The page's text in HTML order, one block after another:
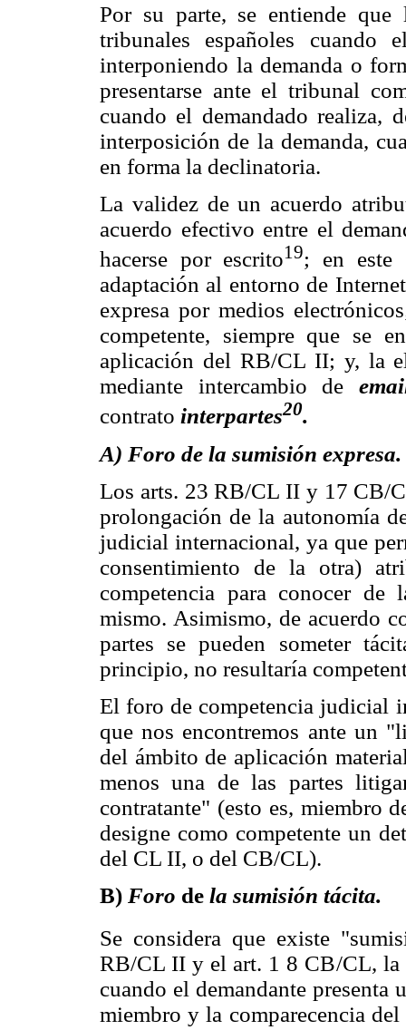
Por su parte, se entiende que
tribunales españoles cuando
interponiendo la demanda o
presentarse ante el tribunal
cuando el demandado realiza,
interposición de la demanda,
en forma la declinatoria.
La validez de un acuerdo
acuerdo efectivo entre el
hacerse por escrito19; en este
adaptación al entorno de
expresa por medios
competente, siempre que se
aplicación del RB/CL II; y, la
mediante intercambio de
contrato interpartes20.
A) Foro de la sumisión expresa.
Los arts. 23 RB/CL II y 17 CB/
prolongación de la autonomía
judicial internacional, ya que
consentimiento de la otra)
competencia para conocer de
mismo. Asimismo, de acuerdo
partes se pueden someter
principio, no resultaría
El foro de competencia judicial
que nos encontremos ante un
del ámbito de aplicación
menos una de las partes
contratante" (esto es, miembro
designe como competente un
del CL II, o del CB/CL).
B) Foro de la sumisión tácita.
Se considera que existe
RB/CL II y el art. 1 8 CB/CL, la
cuando el demandante presenta
miembro y la comparecencia